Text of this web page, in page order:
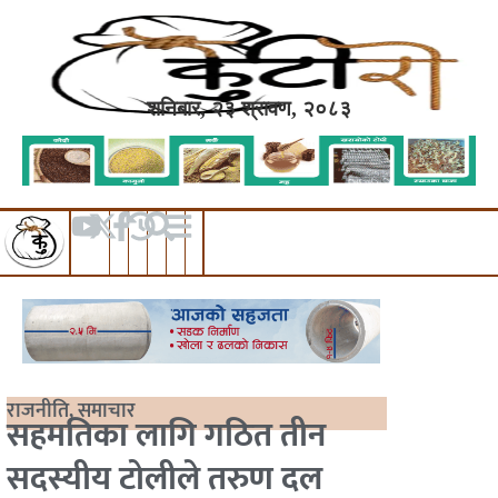
शनिबार, २३ श्रावण, २०८३
राजनीति,समाचार
सहमतिका लागि गठित तीन
सदस्यीय टोलीले तरुण दल